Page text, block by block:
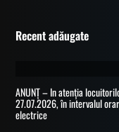
Recent adăugate
ANUNȚ – In atenția
27.07.2026, în intervalul
electrice